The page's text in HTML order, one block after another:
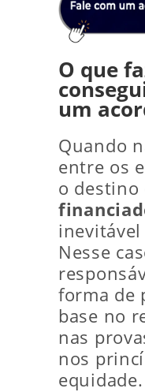
O que
um
Quando
entre os
o destino
Nesse
forma de
base no
nas
nos
equidade.